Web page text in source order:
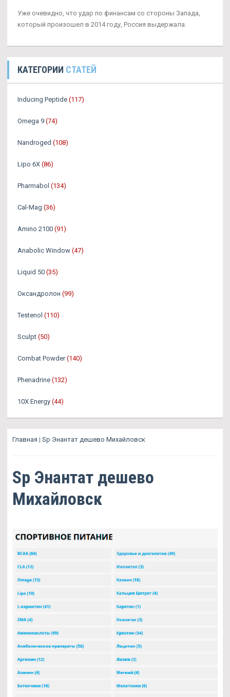
Уже очевидно, что удар по финансам со стороны Запада,
который произошел в 2014 году, Россия выдержала.
КАТЕГОРИИ СТАТЕЙ
Inducing Peptide (117)
Omega 9 (74)
Nandroged (108)
Lipo 6X (86)
Pharmabol (134)
Cal-Mag (36)
Amino 2100 (91)
Anabolic Window (47)
Liquid 50 (35)
Оксандролон (99)
Testenol (110)
Sculpt (50)
Combat Powder (140)
Phenadrine (132)
10X Energy (44)
Главная | Sp Энантат дешево Михайловск
Sp Энантат дешево
Михайловск